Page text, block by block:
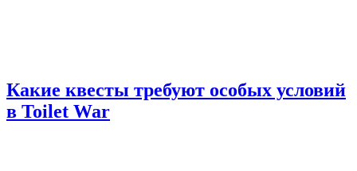
Какие квесты требуют особых условий
в Toilet War